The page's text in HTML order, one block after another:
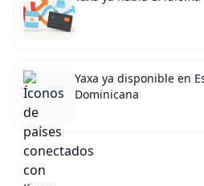
Yaxa ya disponible en
Dominicana